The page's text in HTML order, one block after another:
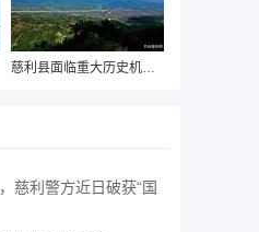
慈利县面临重大历史机遇，有望“撤县设市”
慈利警方近日破获“国